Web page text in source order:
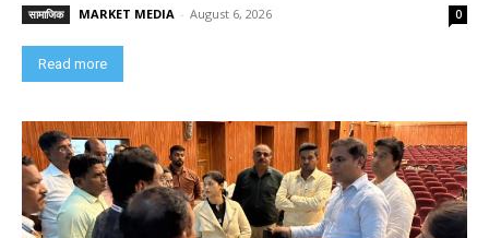
सामाजिक MARKET MEDIA - August 6, 2026 0
Read more